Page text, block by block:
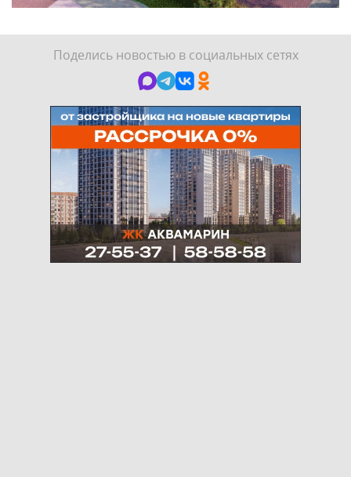
Поделись новостью в социальных сетях